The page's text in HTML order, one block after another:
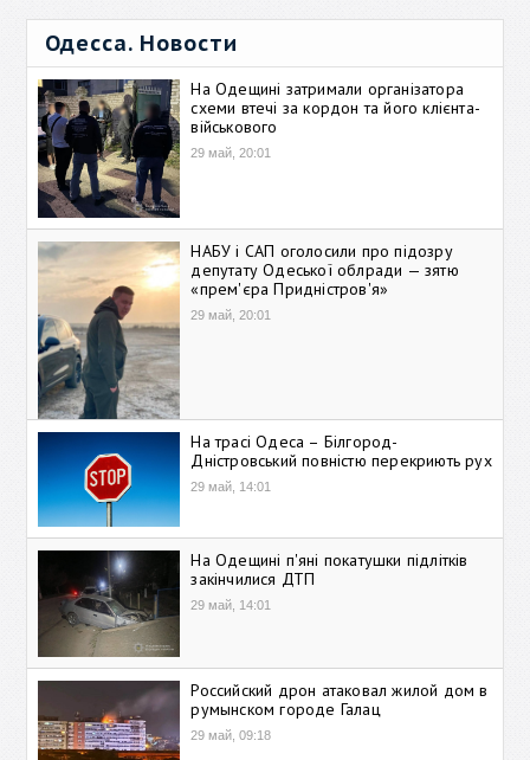
Одесса. Новости
На Одещині затримали організатора
схеми втечі за кордон та його клієнта-
військового
29 май, 20:01
НАБУ і САП оголосили про підозру
депутату Одеської облради — зятю
«прем'єра Придністров'я»
29 май, 20:01
На трасі Одеса – Білгород-
Дністровський повністю перекриють рух
29 май, 14:01
На Одещині п'яні покатушки підлітків
закінчилися ДТП
29 май, 14:01
Российский дрон атаковал жилой дом в
румынском городе Галац
29 май, 09:18